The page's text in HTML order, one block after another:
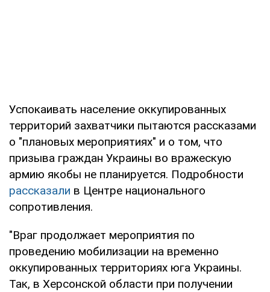
Успокаивать население оккупированных
территорий захватчики пытаются рассказами
о "плановых мероприятиях" и о том, что
призыва граждан Украины во вражескую
армию якобы не планируется. Подробности
рассказали в Центре национального
сопротивления.
"Враг продолжает мероприятия по
проведению мобилизации на временно
оккупированных территориях юга Украины.
Так, в Херсонской области при получении